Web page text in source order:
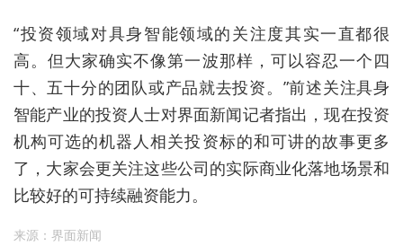
“投资领域对具身智能领域的关注度其实一直都很
高。但大家确实不像第一波那样，可以容忍一个四
十、五十分的团队或产品就去投资。”前述关注具身
智能产业的投资人士对界面新闻记者指出，现在投资
机构可选的机器人相关投资标的和可讲的故事更多
了，大家会更关注这些公司的实际商业化落地场景和
比较好的可持续融资能力。
来源：界面新闻